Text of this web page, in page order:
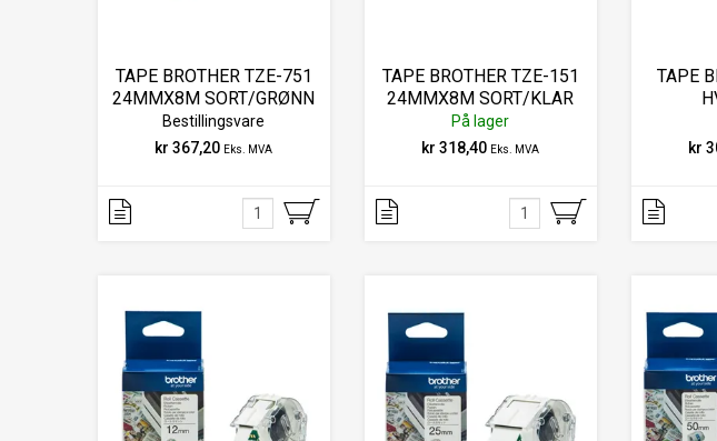
TAPE BROTHER TZE-751
24MMX8M SORT/GRØNN
Bestillingsvare
kr 367,20 Eks. MVA
TAPE BROTHER TZE-151
24MMX8M SORT/KLAR
På lager
kr 318,40 Eks. MVA
TAPE
kr